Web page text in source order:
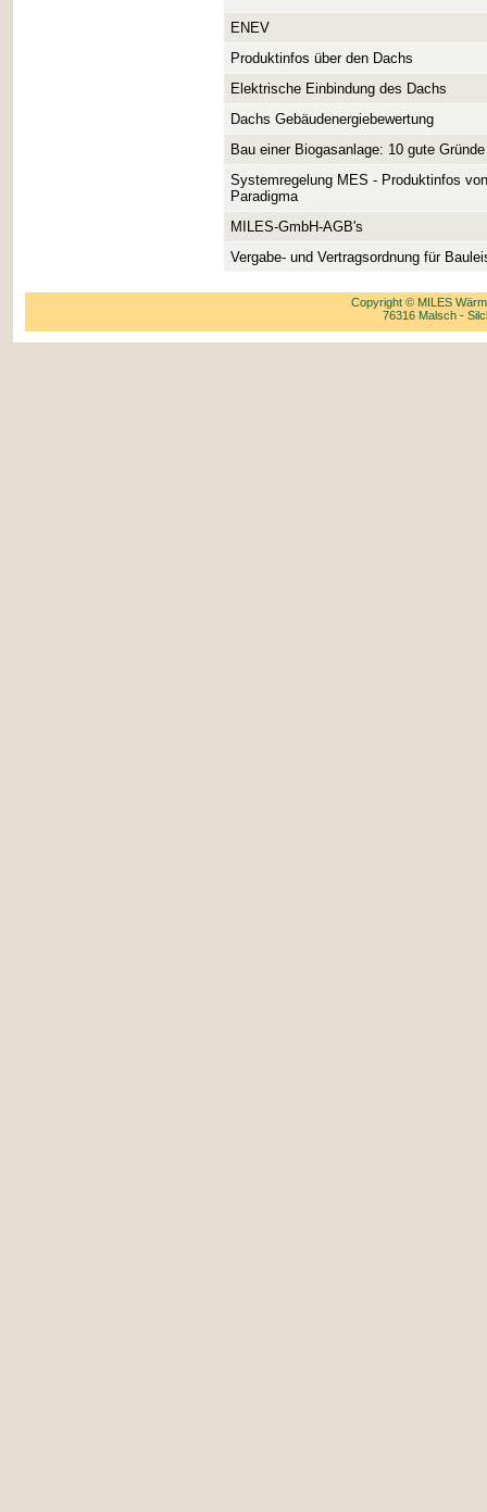
ENEV
Produktinfos über den Dachs
Elektrische Einbindung des Dachs
Dachs Gebäudenergiebewertung
Bau einer Biogasanlage: 10 gute Gründe
Systemregelung MES - Produktinfos
Paradigma
MILES-GmbH-AGB's
Vergabe- und Vertragsordnung für
Copyright © MILES
76316 Malsch -